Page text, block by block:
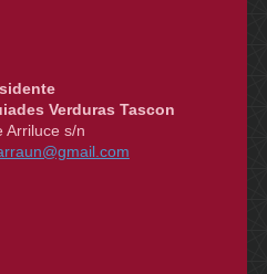
Verduras Tascon
Arriluce s/n